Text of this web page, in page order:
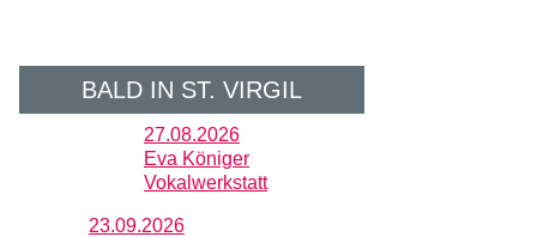
BALD IN ST. VIRGIL
27.08.2026
Eva Königer
Vokalwerkstatt
23.09.2026